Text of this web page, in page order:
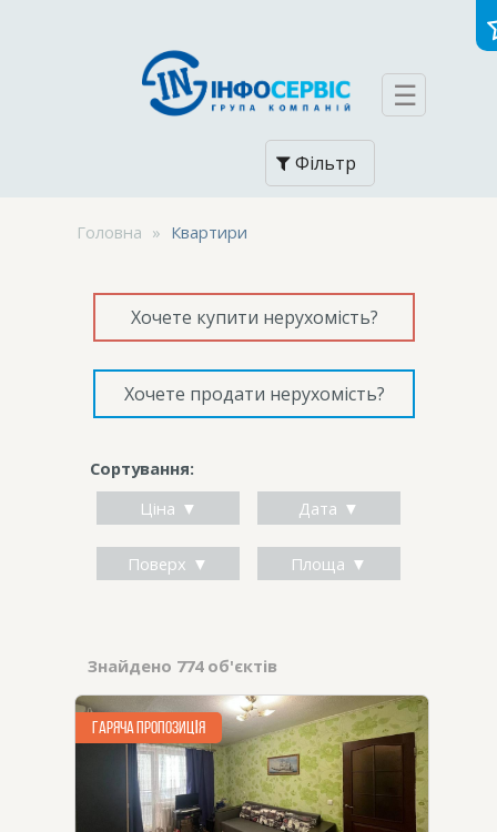
☰
Фільтр
Головна » Квартири
Хочете купити нерухомість?
Хочете продати нерухомість?
Сортування:
Ціна
Дата
Поверх Площа
Знайдено 774 об'єктів
ГАРЯЧА ПРОПОЗИЦІЯ